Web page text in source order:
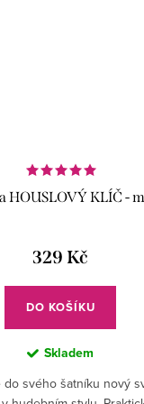
HOUSLOVÝ KLÍČ -
329 Kč
DO KOŠÍKU
Skladem
do svého šatníku nový